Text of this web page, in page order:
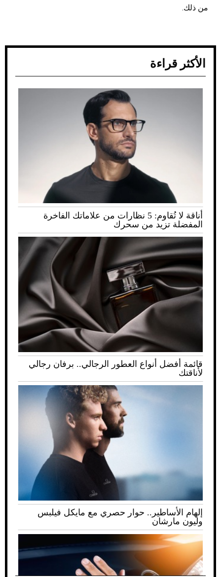
من ذلك.
الأكثر قراءة
أناقة لا تُقاوم: 5 نظارات من علاماتك الفاخرة
المفضلة تزيد من سحرك
قائمة أفضل أنواع العطور الرجالي.. برفان رجالي
لأناقتك
إلهام الأساطير.. حوار حصري مع مايكل فيلبس
وليون مارشان